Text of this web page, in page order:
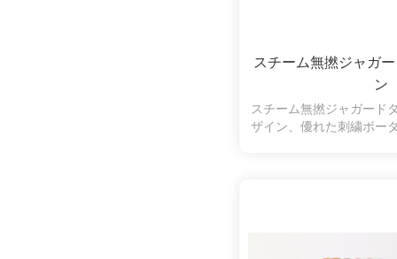
スチーム無撚ジャ
ン
スチーム無撚ジャガード
ザイン、優れた刺繍ボー